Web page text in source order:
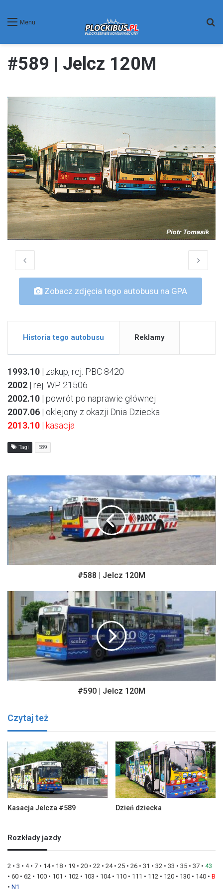
Menu
#589 | Jelcz 120M
Zobacz zdjęcia tego autobusu na GPA
Historia tego autobusu Reklamy
1993.10 | zakup, rej. PBC 8420
2002 | rej. WP 21506
2002.10 | powrót po naprawie głównej
2007.06 | oklejony z okazji Dnia Dziecka
2013.10 | kasacja
Tagi 589
#588 | Jelcz 120M
#590 | Jelcz 120M
Czytaj też
Kasacja Jelcza #589 Dzień dziecka
Rozkłady jazdy
2 • 3 • 4• 7 • 14• 18 • 19 • 20 • 22 • 24• 25 • 26 • 31 • 32 • 33 • 35 • 37 • 43
• 60 • 62 • 100 • 101 • 102 • 103 • 104• 110 • 111 • 112 • 120 • 130 • 140 • B
• N1